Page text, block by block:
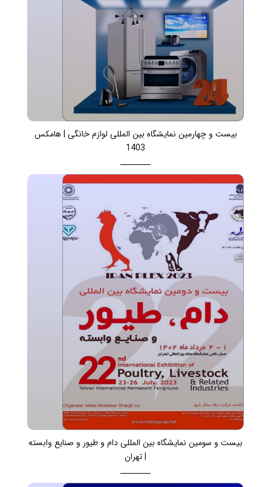
بیست و چهارمین نمایشگاه بین المللی لوازم خانگی | هامکس
1403
بیست و سومین نمایشگاه بین المللی دام و طیور و صنایع وابسته
| تهران